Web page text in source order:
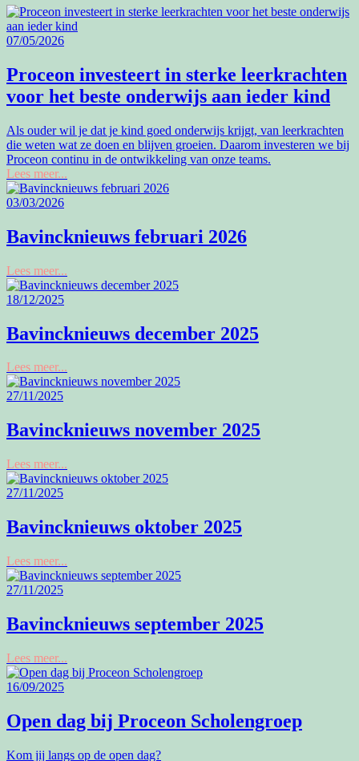
07/05/2026
Proceon investeert in sterke leerkrachten
voor het beste onderwijs aan ieder kind
Als ouder wil je dat je kind goed onderwijs krijgt, van leerkrachten
die weten wat ze doen en blijven groeien. Daarom investeren we bij
Proceon continu in de ontwikkeling van onze teams.
Lees meer...
03/03/2026
Bavincknieuws februari 2026
Lees meer...
18/12/2025
Bavincknieuws december 2025
Lees meer...
27/11/2025
Bavincknieuws november 2025
Lees meer...
27/11/2025
Bavincknieuws oktober 2025
Lees meer...
27/11/2025
Bavincknieuws september 2025
Lees meer...
16/09/2025
Open dag bij Proceon Scholengroep
Kom jij langs op de open dag?